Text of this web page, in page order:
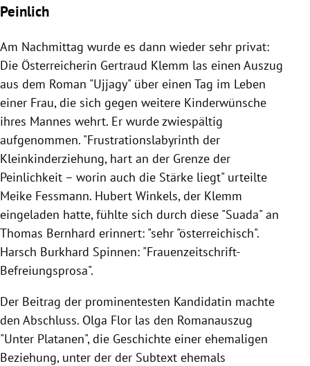
Peinlich
Am Nachmittag wurde es dann wieder sehr privat:
Die Österreicherin Gertraud Klemm las einen Auszug
aus dem Roman "Ujjagy" über einen Tag im Leben
einer Frau, die sich gegen weitere Kinderwünsche
ihres Mannes wehrt. Er wurde zwiespältig
aufgenommen. "Frustrationslabyrinth der
Kleinkinderziehung, hart an der Grenze der
Peinlichkeit – worin auch die Stärke liegt" urteilte
Meike Fessmann. Hubert Winkels, der Klemm
eingeladen hatte, fühlte sich durch diese "Suada" an
Thomas Bernhard erinnert: "sehr "österreichisch".
Harsch Burkhard Spinnen: "Frauenzeitschrift-
Befreiungsprosa".
Der Beitrag der prominentesten Kandidatin machte
den Abschluss. Olga Flor las den Romanauszug
"Unter Platanen", die Geschichte einer ehemaligen
Beziehung, unter der der Subtext ehemals